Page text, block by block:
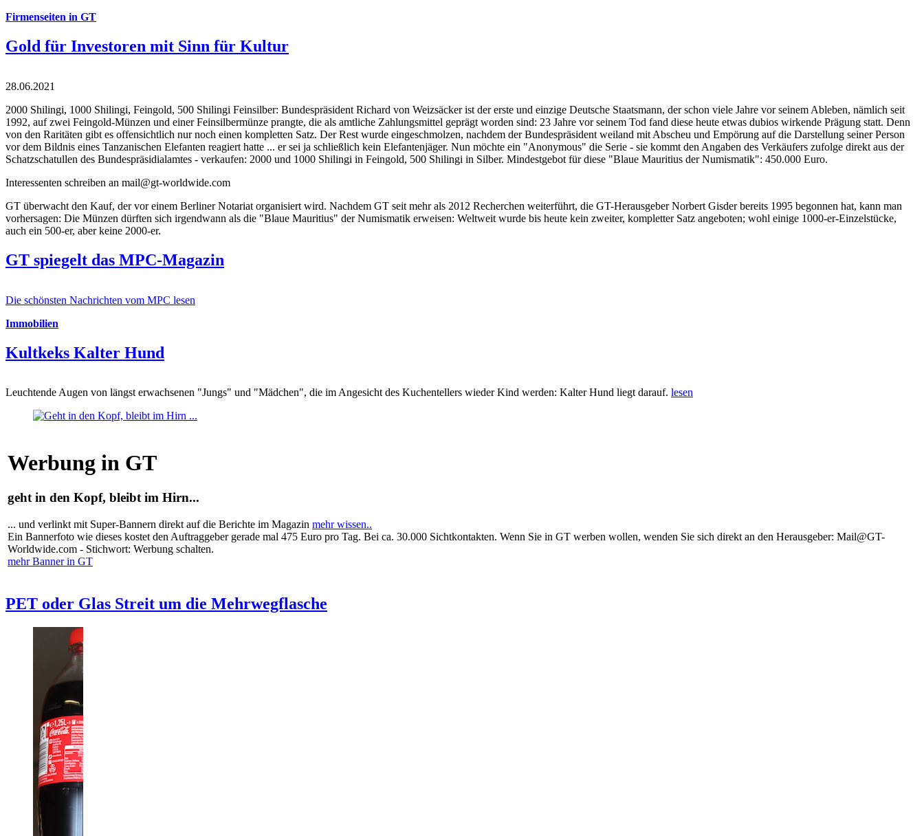
Firmenseiten in GT
Gold für Investoren mit Sinn für Kultur
28.06.2021
2000 Shilingi, 1000 Shilingi, Feingold, 500 Shilingi Feinsilber: Bundespräsident Richard von Weizsäcker ist der erste und einzige Deutsche Staatsmann, der schon viele Jahre vor seinem Ableben, nämlich seit
1992, auf zwei Feingold-Münzen und einer Feinsilbermünze prangte, die als amtliche Zahlungsmittel geprägt worden sind: 23 Jahre vor seinem Tod fand diese heute etwas dubios wirkende Prägung statt. Denn
von den Raritäten gibt es offensichtlich nur noch einen kompletten Satz. Der Rest wurde eingeschmolzen, nachdem der Bundespräsident weiland mit Abscheu und Empörung auf die Darstellung seiner Person
vor dem Bildnis eines Tanzanischen Elefanten reagiert hatte ... er sei ja schließlich kein Elefantenjäger. Nun möchte ein "Anonymous" die Serie - sie kommt den Angaben des Verkäufers zufolge direkt aus der
Schatzschatullen des Bundespräsidialamtes - verkaufen: 2000 und 1000 Shilingi in Feingold, 500 Shilingi in Silber. Mindestgebot für diese "Blaue Mauritius der Numismatik": 450.000 Euro.
Interessenten schreiben an mail@gt-worldwide.com
GT überwacht den Kauf, der vor einem Berliner Notariat organisiert wird. Nachdem GT seit mehr als 2012 Recherchen weiterführt, die GT-Herausgeber Norbert Gisder bereits 1995 begonnen hat, kann man
vorhersagen: Die Münzen dürften sich irgendwann als die "Blaue Mauritius" der Numismatik erweisen: Weltweit wurde bis heute kein zweiter, kompletter Satz angeboten; wohl einige 1000-er-Einzelstücke,
auch ein 500-er, aber keine 2000-er.
GT spiegelt das MPC-Magazin
Die schönsten Nachrichten vom MPC lesen
Immobilien
Kultkeks Kalter Hund
Leuchtende Augen von längst erwachsenen "Jungs" und "Mädchen", die im Angesicht des Kuchentellers wieder Kind werden: Kalter Hund liegt darauf. lesen
Werbung in GT
geht in den Kopf, bleibt im Hirn...
... und verlinkt mit Super-Bannern direkt auf die Berichte im Magazin mehr wissen..
Ein Bannerfoto wie dieses kostet den Auftraggeber gerade mal 475 Euro pro Tag. Bei ca. 30.000 Sichtkontakten. Wenn Sie in GT werben wollen, wenden Sie sich direkt an den Herausgeber: Mail@GT-
Worldwide.com - Stichwort: Werbung schalten.
mehr Banner in GT
PET oder Glas Streit um die Mehrwegflasche